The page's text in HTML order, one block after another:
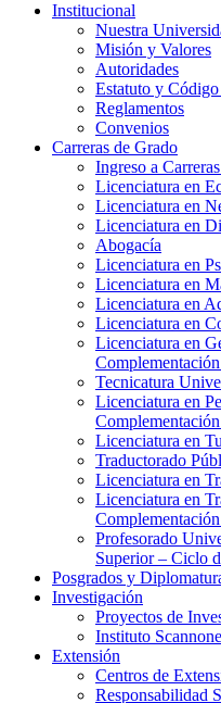
Institucional
Nuestra
Misión y Valores
Autoridades
Estatuto y
Reglamentos
Convenios
Carreras de Grado
Ingreso a
Licenciatura en
Licenciatura en
Licenciatura en
Abogacía
Licenciatura en
Licenciatura en
Licenciatura en
Licenciatura en
Licenciatura en
Tecnicatura
Licenciatura en
Licenciatura en
Traductorado
Licenciatura en
Licenciatura en
Profesorado
Superior – Ciclo
Posgrados y
Investigación
Proyectos de
Instituto Scannone
Extensión
Centros de
Responsabilidad